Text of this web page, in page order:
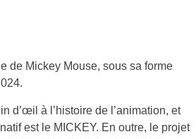
de Mickey Mouse, sous sa forme
d’œil à l’histoire de l’animation, et
est le MICKEY. En outre, le projet